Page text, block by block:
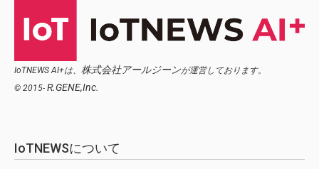
IoTNEWS AI+は、 株式会社アールジーンが運営しております。
© 2015- R.GENE,Inc.
IoTNEWSについて